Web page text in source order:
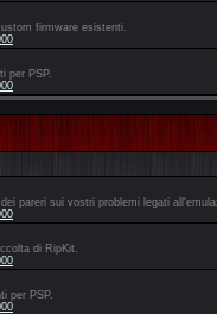
firmware esistenti.
per PSP.
pareri sui vostri problemi legati
di RipKit.
per PSP.